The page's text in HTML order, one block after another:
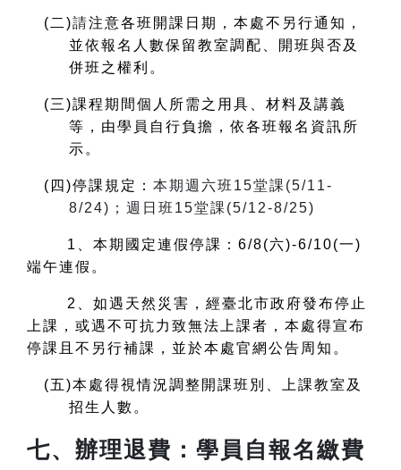
( 二)請注意各班開課日期，本處不另行通知，
並依報名人數保留教室調配、開班與否及
併班之權利。
(三)課程期間個人所需之用具、材料及講義
等，由學員自行負擔，依各班報名資訊所
示。
( 四)停課規定： 本期週六班15堂課(5/11-
8/24)；週日班15堂課(5/12-8/25)
1 、本期國定連假停課：6/8(六)-6/10(一)
端午連假。
2、如遇天然災害，經臺北市政府發布停止
上課，或遇不可抗力致無法上課者，本處得宣布
停課且不另行補課，並於本處官網公告周知。
(五)本處得視情況調整開課班別、上課教室及
招生人數。
七、 辦理退費 ：學員自報名繳費